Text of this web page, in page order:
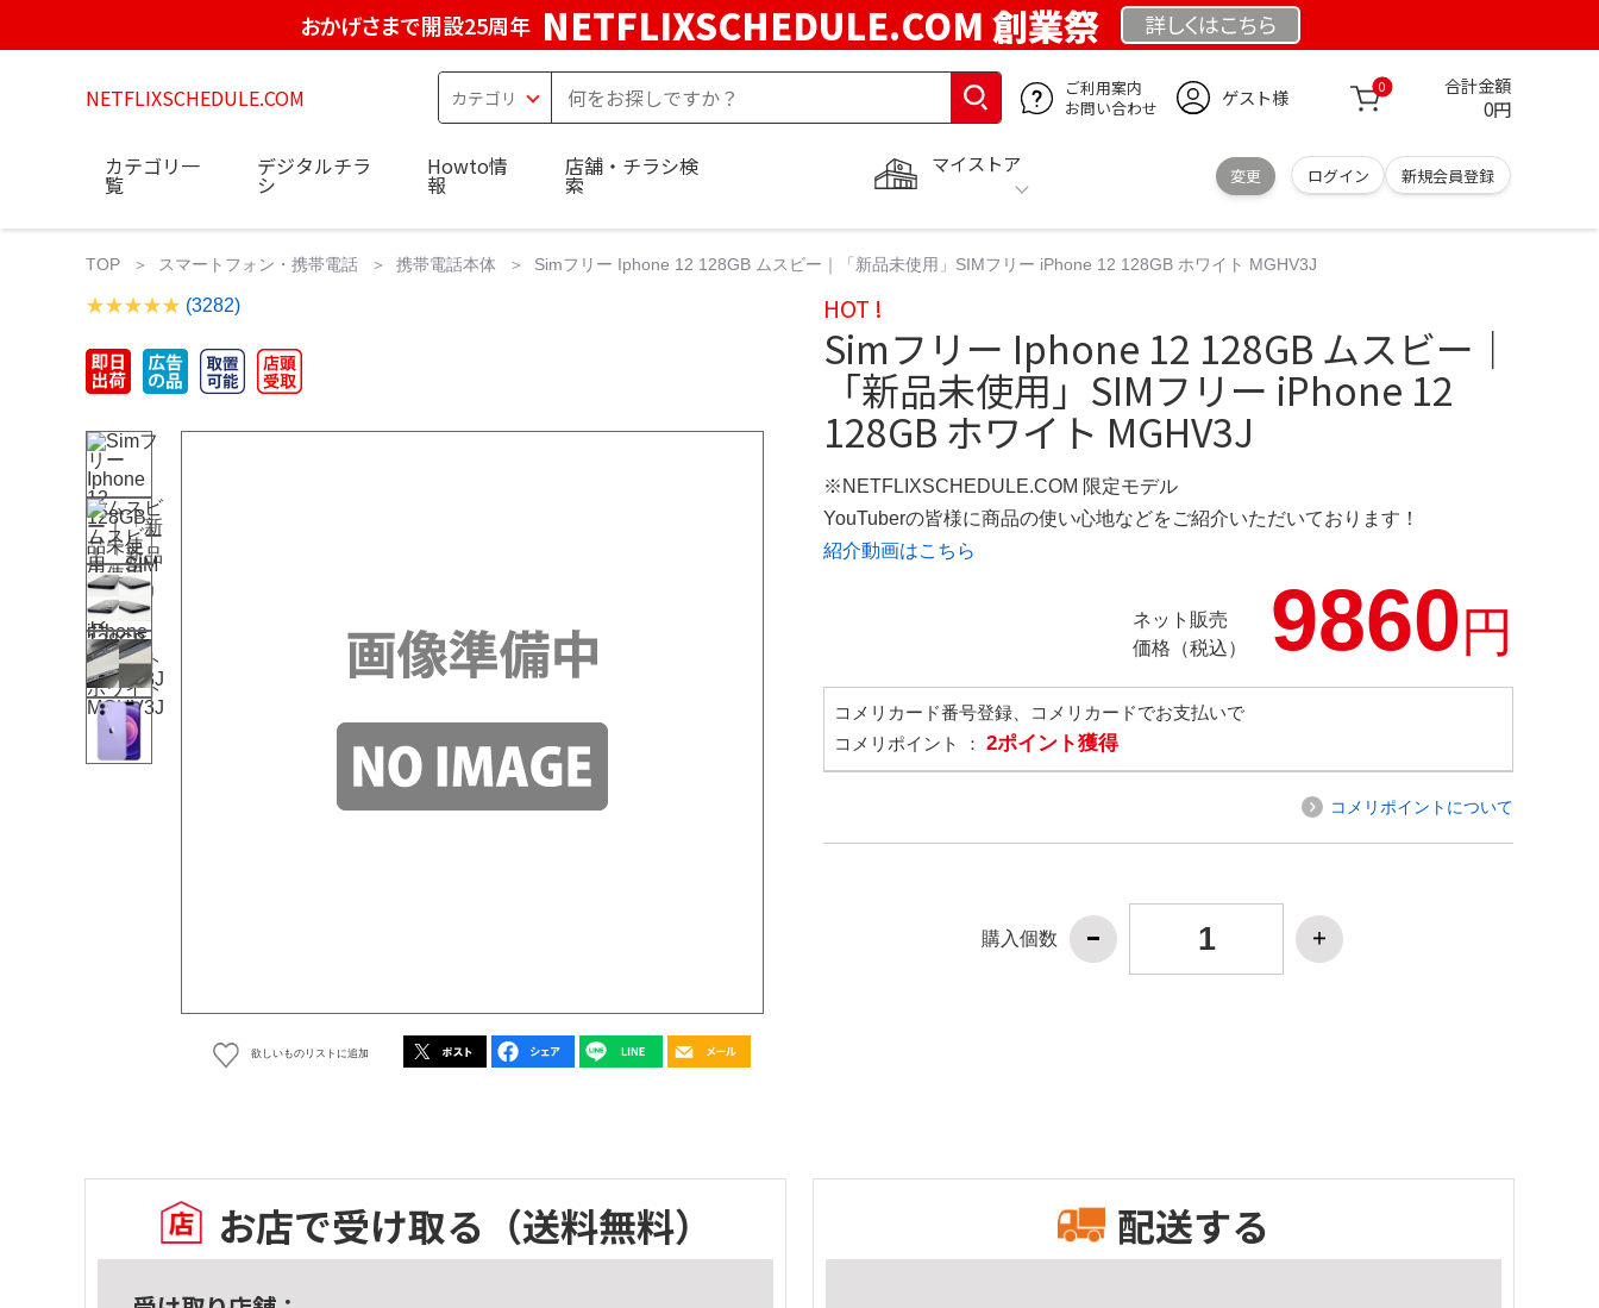
おかげさまで開設25周年 NETFLIXSCHEDULE.COM 創業祭 詳しくはこちら
NETFLIXSCHEDULE.COM
ご利用案内
お問い合わせ
ゲスト様 0 合計金額
0円
マイストア
変更 ログイン 新規会員登録
カテゴリ一
覧
デジタルチラ
シ
Howto情
報
店舗・チラシ検
索
TOP スマートフォン・携帯電話 携帯電話本体 Simフリー Iphone 12 128GB ムスビー｜「新品未使用」SIMフリー iPhone 12 128GB ホワイト MGHV3J
(3282)
欲しいものリストに追加
HOT !
Simフリー Iphone 12 128GB ムスビー｜
「新品未使用」SIMフリー iPhone 12
128GB ホワイト MGHV3J
※NETFLIXSCHEDULE.COM 限定モデル
YouTuberの皆様に商品の使い心地などをご紹介いただいております！
紹介動画はこちら
ネット販売
価格（税込）
9860円
コメリカード番号登録、コメリカードでお支払いで
コメリポイント ： 2ポイント獲得
コメリポイントについて
購入個数
お店で受け取る （送料無料） 配送する